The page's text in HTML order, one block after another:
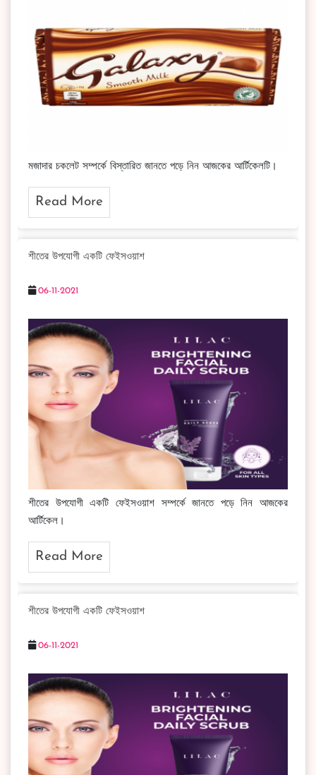
মজাদার চকলেট সম্পর্কে বিস্তারিত জানতে পড়ে নিন আজকের আর্টিকেলটি।
Read More
শীতের উপযোগী একটি ফেইসওয়াশ
06-11-2021
শীতের উপযোগী একটি ফেইসওয়াশ সম্পর্কে জানতে পড়ে নিন আজকের
আর্টিকেল।
Read More
শীতের উপযোগী একটি ফেইসওয়াশ
06-11-2021